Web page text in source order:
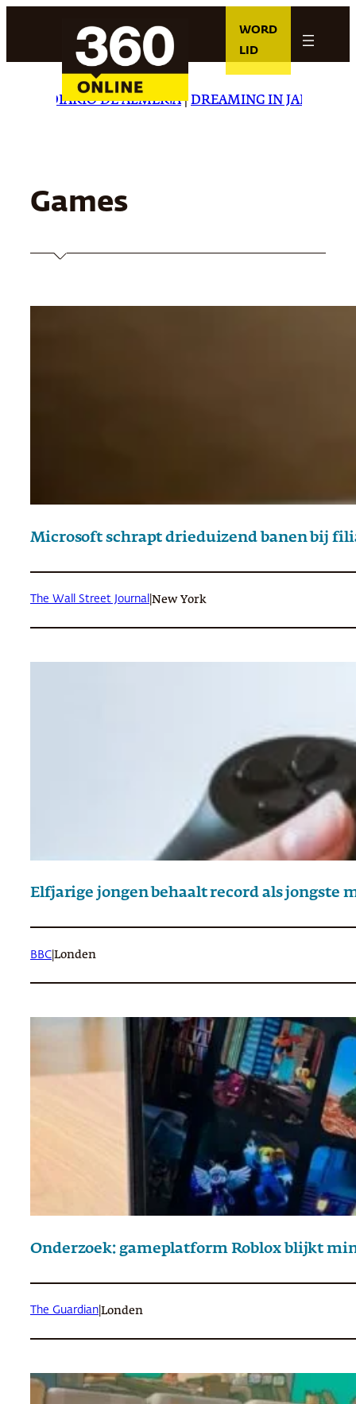
WORD
LID
ALMERÍA|DREAMING IN JAPANESE|CARTA
Games
Microsoft schrapt drieduizend banen bij
The Wall Street Journal New York
Elfjarige jongen behaalt record als jongste
BBC Londen
Onderzoek: gameplatform Roblox blijkt
The Guardian Londen